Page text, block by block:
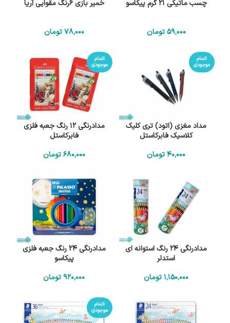
چسب ماتیکی 21 گرم پیکاسو
59٬000 تومان
خمیر بازی 6رنگ مقوایی آریا
78٬000 تومان
اتمام
موجودی
مداد مغزی (اتود) تری کلیک
کلاسیک فابرکاستل
40٬000تومان
اتمام
موجودی
مدادرنگی 12 رنگ جعبه فلزی
فابرکاستل
680٬000 تومان
مدادرنگی 24 رنگ استوانه ای
استدلر
1٬150٬000تومان
مدادرنگی 24 رنگ جعبه فلزی
پیکاسو
920٬000تومان
اتمام
موجودی